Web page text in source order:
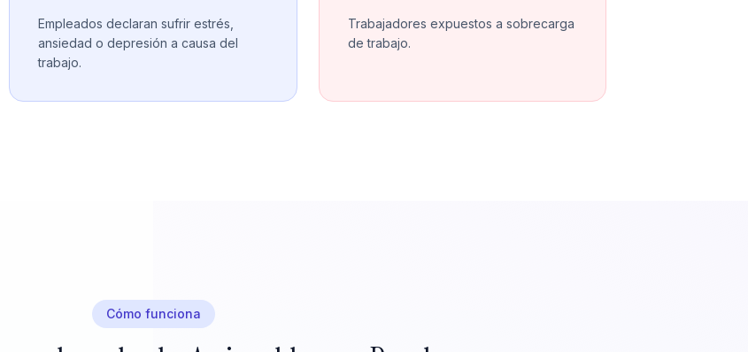
Empleados declaran sufrir estrés,
ansiedad o depresión a causa del
trabajo.
Trabajadores expuestos a sobrecarga
de trabajo.
Cómo funciona